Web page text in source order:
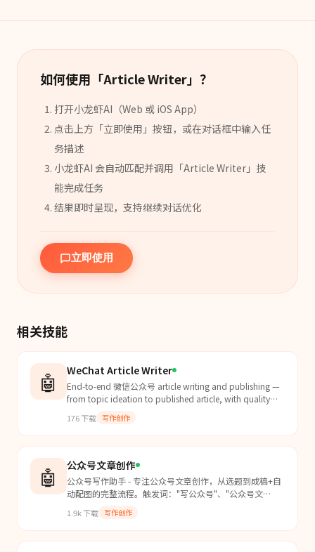
如何使用「Article Writer」？
打开小龙虾AI（Web 或 iOS App）
点击上方「立即使用」按钮，或在对话框中输入任
务描述
小龙虾AI 会自动匹配并调用「Article Writer 」 技
能完成任务
结果即时呈现，支持继续对话优化
立即使用
相关技能
🤖 WeChat Article Writer
End-to-end 微信公众号 article writing and publishing —
from topic ideation to published article, with quality
176下载 写作创作
🤖 公众号文章创作
公众号写作助手 - 专注公众号文章创作，从选题到成稿+自
动配图的完整流程。触发词："写公众号"、"公众号文
1.9k下载 写作创作